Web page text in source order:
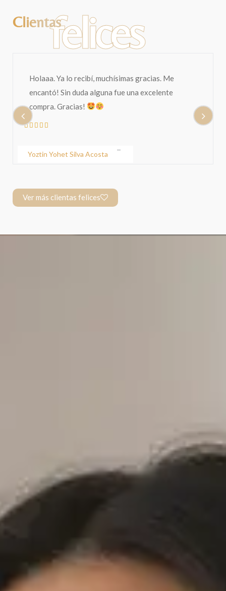
felices
Clientas
Holaaa. Ya lo recibí, muchísimas gracias. Me
encantó! Sin duda alguna fue una excelente
compra. Gracias!
Yoztin Yohet Silva Acosta
Ver más clientas felices